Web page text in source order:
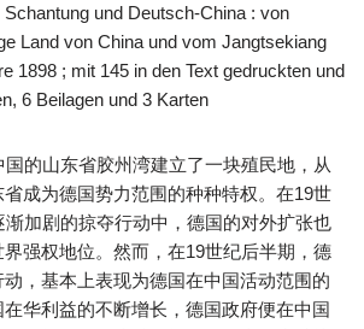
und Deutsch-China : von
Land von China und vom Jangtsekiang
1898 ; mit 145 in den Text gedruckten und
6 Beilagen und 3 Karten
的山东省胶州湾建立了一块殖民地，从
成为德国势力范围的种种特权。在19世
加剧的掠夺行动中，德国的对外扩张也
强权地位。然而，在19世纪后半期，德
，基本上表现为德国在中国活动范围的
华利益的不断增长，德国政府便在中国